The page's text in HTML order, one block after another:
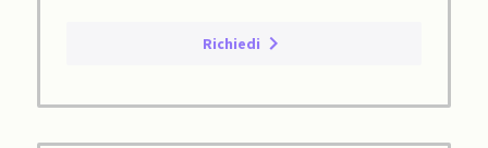
Richiedi